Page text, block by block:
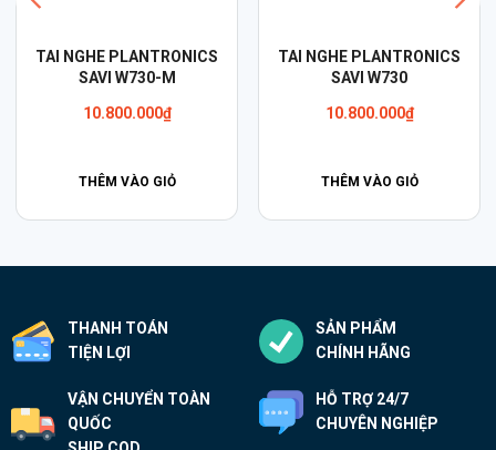
Tai Nghe Plantronics
Voyager Focus UC – B825
Tai Nghe
Voyager 4220
THANH TOÁN
TIỆN LỢI
SẢN PHẨM
CHÍNH HÃNG
VẬN CHUYỂN TOÀN
QUỐC
HỖ TRỢ 24/7
CHUYÊN NGHIỆP